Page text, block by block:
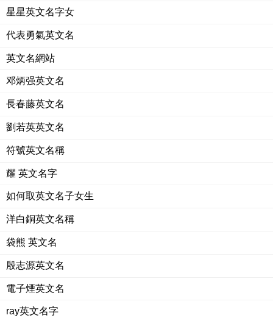
星星英文名字女
代表勇氣英文名
英文名網站
邓炳强英文名
長春藤英文名
劉若英英文名
符號英文名稱
耀 英文名字
如何取英文名子女生
洋白銅英文名稱
袋熊 英文名
殷志源英文名
電子煙英文名
ray英文名字